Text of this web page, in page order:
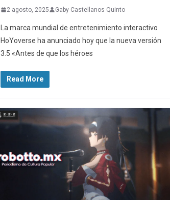
2 agosto, 2025 Gaby Castellanos Quinto
La marca mundial de entretenimiento interactivo
HoYoverse ha anunciado hoy que la nueva versión
3.5 «Antes de que los héroes
Read More